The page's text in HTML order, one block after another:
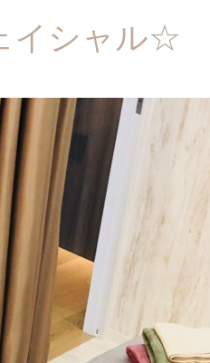
イシャル☆